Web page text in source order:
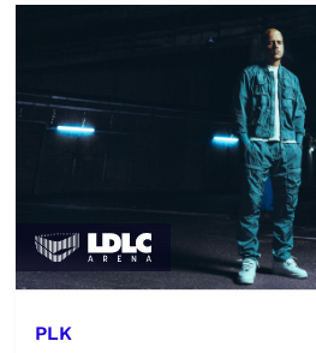
PLK